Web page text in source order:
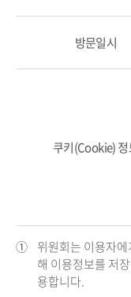
방문일시
쿠키(Cookie)
① 위원회는 이용자
해 이용정보를 저
용합니다.